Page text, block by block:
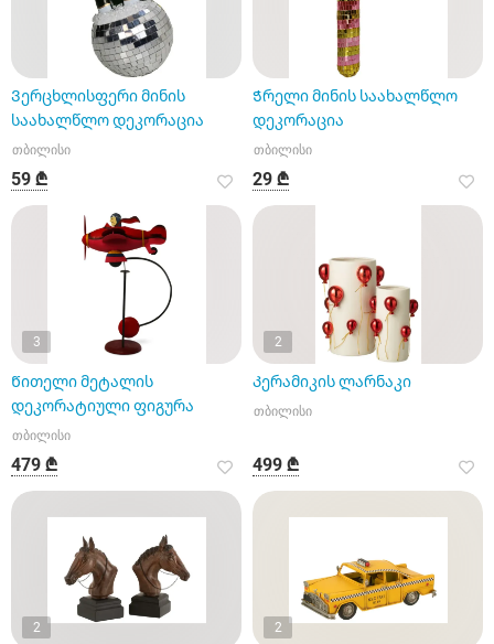
Ვერცხლისფერი მინის
საახალწლო დეკორაცია
თბილისი
59 ₾
Ჭრელი მინის საახალწლო
დეკორაცია
თბილისი
29 ₾
3
Წითელი მეტალის
დეკორატიული ფიგურა
თბილისი
479 ₾
2
Კერამიკის ლარნაკი
თბილისი
499 ₾
2 2